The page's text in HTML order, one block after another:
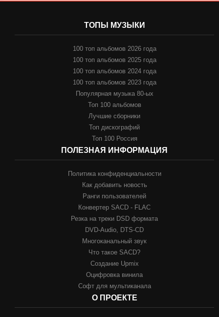
ТОПЫ МУЗЫКИ
100 топ альбомов 2026 года
100 топ альбомов 2025 года
100 топ альбомов 2024 года
100 топ альбомов 2023 года
Популярная музыка 80-ых
Топ 100 альбомов
Лучшие сборники
Топ дискографий
Топ 100 Россия
ПОЛЕЗНАЯ ИНФОРМАЦИЯ
Политика конфиденциальности
Как добавить новость
Ранги пользователей
Конвертер SACD - FLAC
Резка на треки DSD формата
DVD-Audio, DTS-CD
Многоканальный звук
Что такое SACD?
Создание Upmix
Оцифровка винила
Софт для мультиканала
О ПРОЕКТЕ